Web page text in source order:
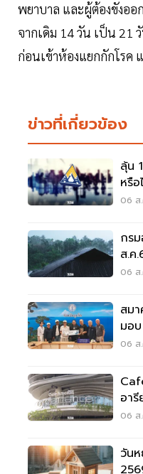
พยาบาล และผู้ต้องขังออ
จากเดิม 14 วัน เป็น 21
ก่อนเข้าห้องแยกกักโรค
ข่าวที่เกี่ยวข้อง
ลุ้น
หรื
สัง
06 ส
กร
ส.ค
06 ส
สม
มอ
รอ
06 ส
อา
06 ส
วัน